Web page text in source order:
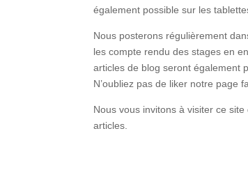
également possible sur les
Nous posterons régulièrement
les compte rendu des stages en
articles de blog seront également
N’oubliez pas de liker notre page
Nous vous invitons à visiter ce
articles.